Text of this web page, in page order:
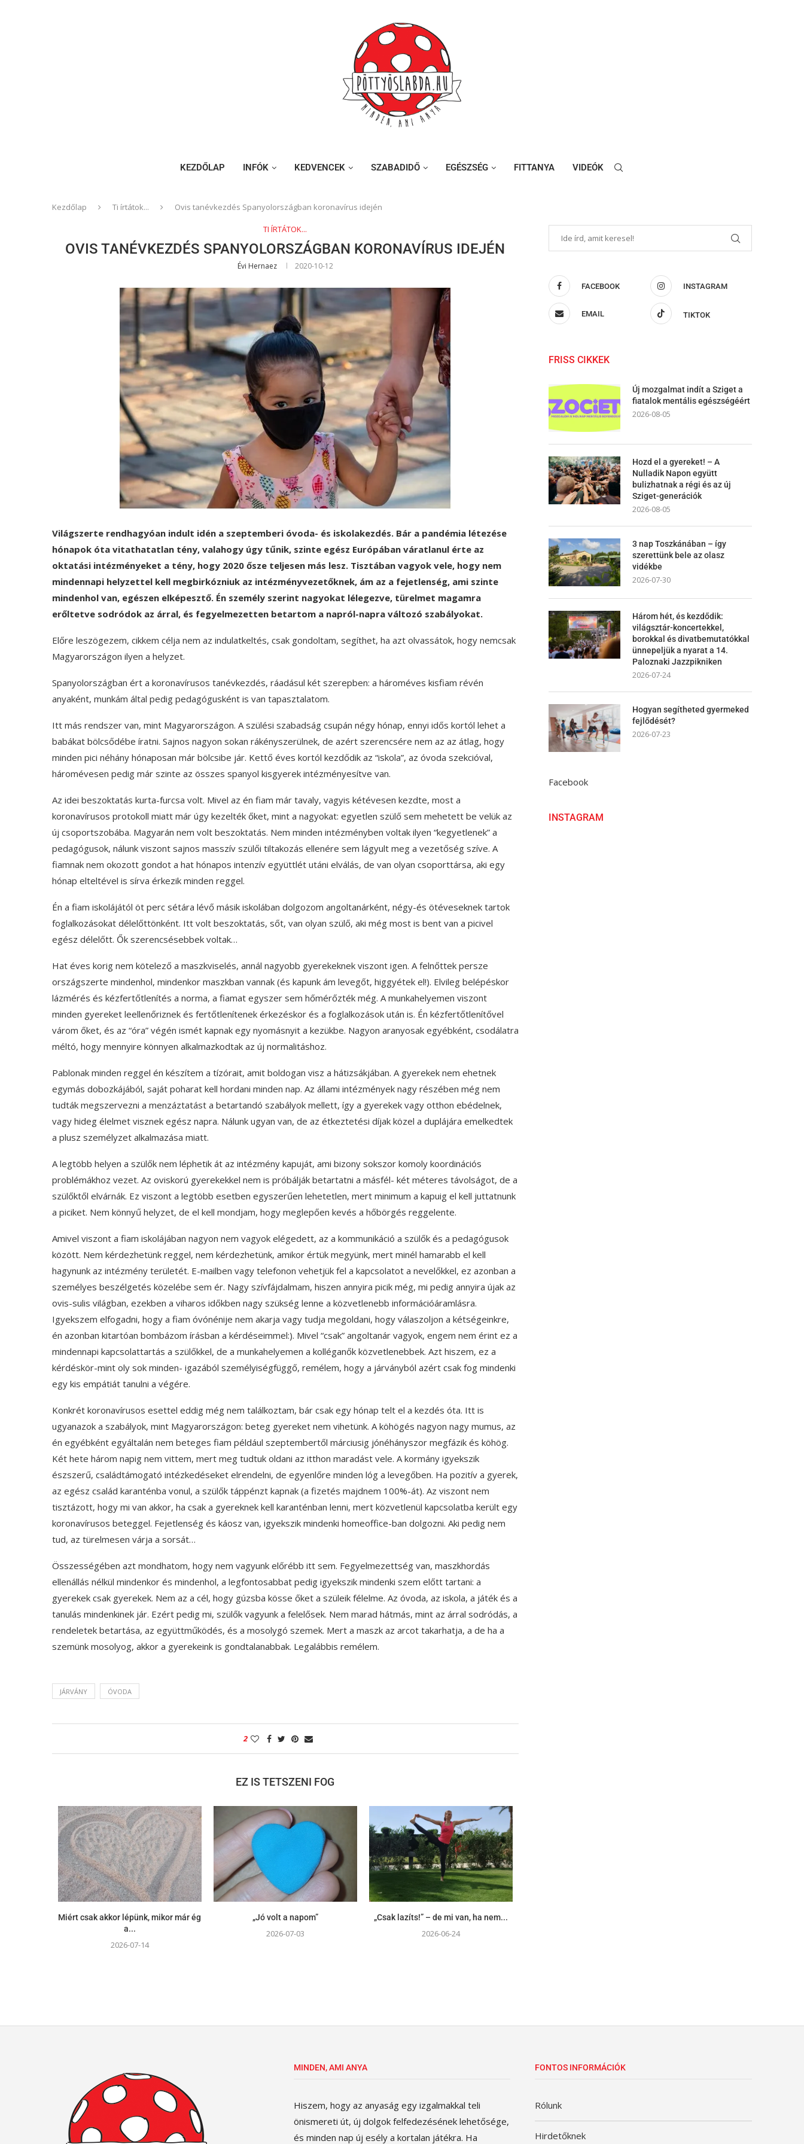
KEZDŐLAP INFÓK KEDVENCEK SZABADIDŐ EGÉSZSÉG FITTANYA VIDEÓK
Kezdőlap Ti írtátok... Ovis tanévkezdés Spanyolországban koronavírus idején
TI ÍRTÁTOK...
OVIS TANÉVKEZDÉS SPANYOLORSZÁGBAN KORONAVÍRUS IDEJÉN
Évi Hernaez 2020-10-12
Világszerte rendhagyóan indult idén a szeptemberi óvoda- és iskolakezdés. Bár a pandémia létezése
hónapok óta vitathatatlan tény, valahogy úgy tűnik, szinte egész Európában váratlanul érte az
oktatási intézményeket a tény, hogy 2020 ősze teljesen más lesz. Tisztában vagyok vele, hogy nem
mindennapi helyzettel kell megbirkózniuk az intézményvezetőknek, ám az a fejetlenség, ami szinte
mindenhol van, egészen elképesztő. Én személy szerint nagyokat lélegezve, türelmet magamra
erőltetve sodródok az árral, és fegyelmezetten betartom a napról-napra változó szabályokat.
Előre leszögezem, cikkem célja nem az indulatkeltés, csak gondoltam, segíthet, ha azt olvassátok, hogy nemcsak
Magyarországon ilyen a helyzet.
Spanyolországban ért a koronavírusos tanévkezdés, ráadásul két szerepben: a hároméves kisfiam révén
anyaként, munkám által pedig pedagógusként is van tapasztalatom.
Itt más rendszer van, mint Magyarországon. A szülési szabadság csupán négy hónap, ennyi idős kortól lehet a
babákat bölcsődébe íratni. Sajnos nagyon sokan rákényszerülnek, de azért szerencsére nem az az átlag, hogy
minden pici néhány hónaposan már bölcsibe jár. Kettő éves kortól kezdődik az “iskola”, az óvoda szekcióval,
háromévesen pedig már szinte az összes spanyol kisgyerek intézményesítve van.
Az idei beszoktatás kurta-furcsa volt. Mivel az én fiam már tavaly, vagyis kétévesen kezdte, most a
koronavírusos protokoll miatt már úgy kezelték őket, mint a nagyokat: egyetlen szülő sem mehetett be velük az
új csoportszobába. Magyarán nem volt beszoktatás. Nem minden intézményben voltak ilyen “kegyetlenek” a
pedagógusok, nálunk viszont sajnos masszív szülői tiltakozás ellenére sem lágyult meg a vezetőség szíve. A
fiamnak nem okozott gondot a hat hónapos intenzív együttlét utáni elválás, de van olyan csoporttársa, aki egy
hónap elteltével is sírva érkezik minden reggel.
Én a fiam iskolájától öt perc sétára lévő másik iskolában dolgozom angoltanárként, négy-és ötéveseknek tartok
foglalkozásokat délelőttönként. Itt volt beszoktatás, sőt, van olyan szülő, aki még most is bent van a picivel
egész délelőtt. Ők szerencsésebbek voltak…
Hat éves korig nem kötelező a maszkviselés, annál nagyobb gyerekeknek viszont igen. A felnőttek persze
országszerte mindenhol, mindenkor maszkban vannak (és kapunk ám levegőt, higgyétek el!). Elvileg belépéskor
lázmérés és kézfertőtlenítés a norma, a fiamat egyszer sem hőmérőzték még. A munkahelyemen viszont
minden gyereket leellenőriznek és fertőtlenítenek érkezéskor és a foglalkozások után is. Én kézfertőtlenítővel
várom őket, és az “óra” végén ismét kapnak egy nyomásnyit a kezükbe. Nagyon aranyosak egyébként, csodálatra
méltó, hogy mennyire könnyen alkalmazkodtak az új normalitáshoz.
Pablonak minden reggel én készítem a tízórait, amit boldogan visz a hátizsákjában. A gyerekek nem ehetnek
egymás dobozkájából, saját poharat kell hordani minden nap. Az állami intézmények nagy részében még nem
tudták megszervezni a menzáztatást a betartandó szabályok mellett, így a gyerekek vagy otthon ebédelnek,
vagy hideg élelmet visznek egész napra. Nálunk ugyan van, de az étkeztetési díjak közel a duplájára emelkedtek
a plusz személyzet alkalmazása miatt.
A legtöbb helyen a szülők nem léphetik át az intézmény kapuját, ami bizony sokszor komoly koordinációs
problémákhoz vezet. Az oviskorú gyerekekkel nem is próbálják betartatni a másfél- két méteres távolságot, de a
szülőktől elvárnák. Ez viszont a legtöbb esetben egyszerűen lehetetlen, mert minimum a kapuig el kell juttatnunk
a piciket. Nem könnyű helyzet, de el kell mondjam, hogy meglepően kevés a hőbörgés reggelente.
Amivel viszont a fiam iskolájában nagyon nem vagyok elégedett, az a kommunikáció a szülők és a pedagógusok
között. Nem kérdezhetünk reggel, nem kérdezhetünk, amikor értük megyünk, mert minél hamarabb el kell
hagynunk az intézmény területét. E-mailben vagy telefonon vehetjük fel a kapcsolatot a nevelőkkel, ez azonban a
személyes beszélgetés közelébe sem ér. Nagy szívfájdalmam, hiszen annyira picik még, mi pedig annyira újak az
ovis-sulis világban, ezekben a viharos időkben nagy szükség lenne a közvetlenebb információáramlásra.
Igyekszem elfogadni, hogy a fiam óvónénije nem akarja vagy tudja megoldani, hogy válaszoljon a kétségeinkre,
én azonban kitartóan bombázom írásban a kérdéseimmel:). Mivel “csak” angoltanár vagyok, engem nem érint ez a
mindennapi kapcsolattartás a szülőkkel, de a munkahelyemen a kolléganők közvetlenebbek. Azt hiszem, ez a
kérdéskör-mint oly sok minden- igazából személyiségfüggő, remélem, hogy a járványból azért csak fog mindenki
egy kis empátiát tanulni a végére.
Konkrét koronavírusos esettel eddig még nem találkoztam, bár csak egy hónap telt el a kezdés óta. Itt is
ugyanazok a szabályok, mint Magyarországon: beteg gyereket nem vihetünk. A köhögés nagyon nagy mumus, az
én egyébként egyáltalán nem beteges fiam például szeptembertől márciusig jónéhányszor megfázik és köhög.
Két hete három napig nem vittem, mert meg tudtuk oldani az itthon maradást vele. A kormány igyekszik
észszerű, családtámogató intézkedéseket elrendelni, de egyenlőre minden lóg a levegőben. Ha pozitív a gyerek,
az egész család karanténba vonul, a szülők táppénzt kapnak (a fizetés majdnem 100%-át). Az viszont nem
tisztázott, hogy mi van akkor, ha csak a gyereknek kell karanténban lenni, mert közvetlenül kapcsolatba került egy
koronavírusos beteggel. Fejetlenség és káosz van, igyekszik mindenki homeoffice-ban dolgozni. Aki pedig nem
tud, az türelmesen várja a sorsát…
Összességében azt mondhatom, hogy nem vagyunk előrébb itt sem. Fegyelmezettség van, maszkhordás
ellenállás nélkül mindenkor és mindenhol, a legfontosabbat pedig igyekszik mindenki szem előtt tartani: a
gyerekek csak gyerekek. Nem az a cél, hogy gúzsba kösse őket a szüleik félelme. Az óvoda, az iskola, a játék és a
tanulás mindenkinek jár. Ezért pedig mi, szülők vagyunk a felelősek. Nem marad hátmás, mint az árral sodródás, a
rendeletek betartása, az együttműködés, és a mosolygó szemek. Mert a maszk az arcot takarhatja, a de ha a
szemünk mosolyog, akkor a gyerekeink is gondtalanabbak. Legalábbis remélem.
JÁRVÁNY ÓVODA
2
EZ IS TETSZENI FOG
Miért csak akkor lépünk, mikor már ég
a...
2026-07-14
„Jó volt a napom”
2026-07-03
„Csak lazíts!” – de mi van, ha nem...
2026-06-24
FACEBOOK INSTAGRAM
EMAIL TIKTOK
FRISS CIKKEK
Új mozgalmat indít a Sziget a
fiatalok mentális egészségéért
2026-08-05
Hozd el a gyereket! – A
Nulladik Napon együtt
bulizhatnak a régi és az új
Sziget-generációk
2026-08-05
3 nap Toszkánában – így
szerettünk bele az olasz
vidékbe
2026-07-30
Három hét, és kezdődik:
világsztár-koncertekkel,
borokkal és divatbemutatókkal
ünnepeljük a nyarat a 14.
Paloznaki Jazzpikniken
2026-07-24
Hogyan segítheted gyermeked
fejlődését?
2026-07-23
Facebook
INSTAGRAM
MINDEN, AMI ANYA
Hiszem, hogy az anyaság egy izgalmakkal teli
önismereti út, új dolgok felfedezésének lehetősége,
és minden nap új esély a kortalan játékra. Ha
FONTOS INFORMÁCIÓK
Rólunk
Hirdetőknek